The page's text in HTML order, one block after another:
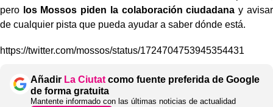
pero los Mossos piden la colaboración ciudadana y avisar
de cualquier pista que pueda ayudar a saber dónde está.
https://twitter.com/mossos/status/1724704753945354431
Añadir La Ciutat como fuente preferida de Google
de forma gratuita
Mantente informado con las últimas noticias de actualidad